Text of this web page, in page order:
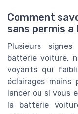
Comment
sans permis a
Plusieurs
batterie voiture,
voyants qui
éclairages moins
lancer ou si vous
la batterie